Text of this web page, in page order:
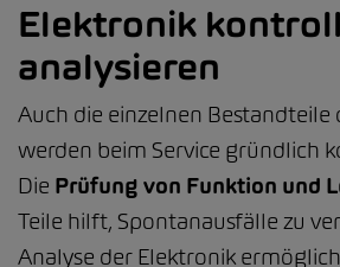
Elektronik
analysieren
Auch die einzelnen Bestandteile
werden beim Service gründlich
Die Prüfung von Funktion und
Teile hilft, Spontanausfälle zu
Analyse der Elektronik